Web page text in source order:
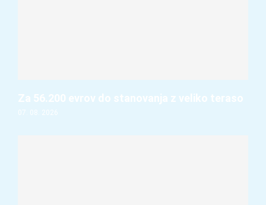
Za 56.200 evrov do stanovanja z veliko teraso
07. 08. 2026